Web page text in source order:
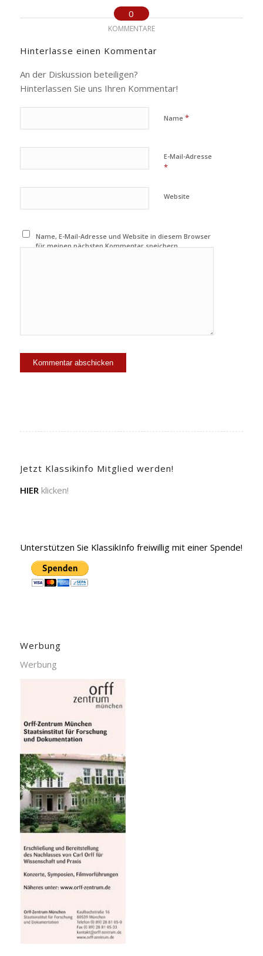
0
KOMMENTARE
Hinterlasse einen Kommentar
An der Diskussion beteiligen?
Hinterlassen Sie uns Ihren Kommentar!
Name *
E-Mail-Adresse
*
Website
Name, E-Mail-Adresse und Website in diesem Browser
für meinen nächsten Kommentar speichern.
Jetzt Klassikinfo Mitglied werden!
HIERklicken!
Unterstützen Sie KlassikInfo freiwillig mit einer Spende!
Werbung
Werbung